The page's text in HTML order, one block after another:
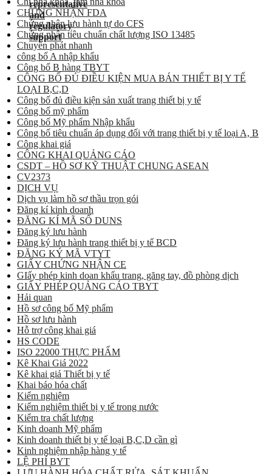
CHỨNG NHẬN FDA
Chứng nhận lưu hành tự do CFS
Chứng nhận tiêu chuẩn chất lượng ISO 13485
Chuyển phát nhanh
công bố A nhập khẩu
Công bố B hàng TBYT
CÔNG BỐ ĐỦ ĐIỀU KIỆN MUA BÁN THIẾT BỊ Y TẾ
LOẠI B,C,D
Công bố đủ điều kiện sản xuất trang thiết bị y tế
Công bố mỹ phẩm
Công bố Mỹ phẩm Nhập khẩu
Công bố tiêu chuẩn áp dụng đối với trang thiết bị y tế loại A, B
Công khai giá
CÔNG KHAI QUẢNG CÁO
CSDT – HỒ SƠ KỸ THUẬT CHUNG ASEAN
CV2373
DỊCH VỤ
Dịch vụ làm hồ sơ thầu trọn gói
Đăng kí kinh doanh
ĐĂNG KÍ MÃ SỐ DUNS
Đăng ký lưu hành
Đăng ký lưu hành trang thiết bị y tế BCD
ĐĂNG KÝ MÃ VTYT
GIẤY CHỨNG NHẬN CE
GIấy phép kinh doan khẩu trang, găng tay, đồ phòng dịch
GIẤY PHÉP QUẢNG CÁO TBYT
Hải quan
Hồ sơ công bố Mỹ phẩm
Hồ sơ lưu hành
Hỗ trợ công khai giá
HS CODE
ISO 22000 THỰC PHẨM
Kê Khai Giá 2022
Kê khai giá Thiết bị y tế
Khai báo hóa chất
Kiểm nghiệm
Kiểm nghiệm thiết bị y tế trong nước
Kiểm tra chất lượng
Kinh doanh Mỹ phẩm
Kinh doanh thiết bị y tế loại B,C,D cần gì
Kinh nghiệm nhập hàng y tế
LỆ PHÍ BYT